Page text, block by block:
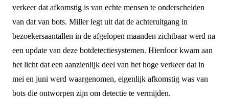
verkeer dat afkomstig is van echte mensen te onderscheiden
van dat van bots. Miller legt uit dat de achteruitgang in
bezoekersaantallen in de afgelopen maanden zichtbaar werd na
een update van deze botdetectiesystemen. Hierdoor kwam aan
het licht dat een aanzienlijk deel van het hoge verkeer dat in
mei en juni werd waargenomen, eigenlijk afkomstig was van
bots die ontworpen zijn om detectie te vermijden.